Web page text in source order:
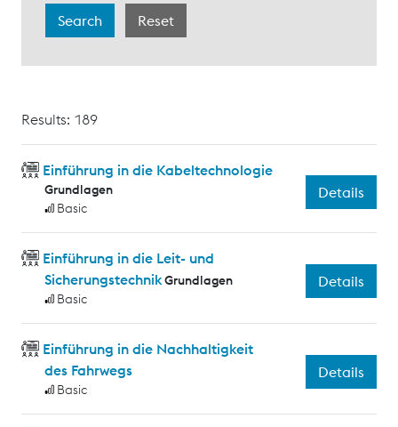
Results: 189
Einführung in die Kabeltechnologie
Grundlagen
Basic
Details
Einführung in die Leit- und
SicherungstechnikGrundlagen
Basic
Details
Einführung in die Nachhaltigkeit
des Fahrwegs
Basic
Details